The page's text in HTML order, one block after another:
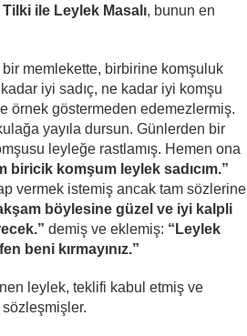
Leylek
Masalı
Haliyle
Okuyalım]
için
Tilki ile Leylek Masalı, bunun en
bir memlekette, birbirine komşuluk
iyi sadıç, ne kadar iyi komşu
örnek göstermeden edemezlermiş.
yayıla dursun. Günlerden bir
leyleğe rastlamış. Hemen ona
biricik komşum leylek sadıcım.”
vermek istemiş ancak tam sözlerine
böylesine güzel ve iyi kalpli
demiş ve eklemiş: “Leylek
beni kırmayınız.”
leylek, teklifi kabul etmiş ve